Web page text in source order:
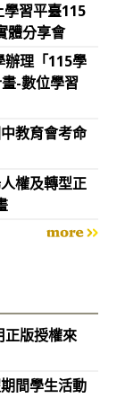
習平臺115
體分享會
辦理「115學
-數位學習
教育會考命
權及轉型正
more
正版授權來
間學生活動